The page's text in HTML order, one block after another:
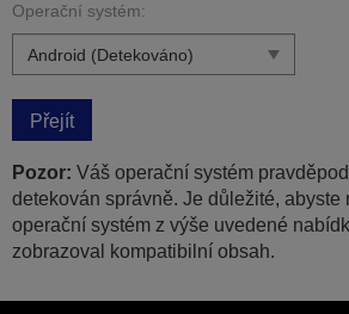
Operační systém:
Přejít
Pozor: Váš operační systém
detekován správně. Je důležité, abyste
operační systém z výše uvedené
zobrazoval kompatibilní obsah.